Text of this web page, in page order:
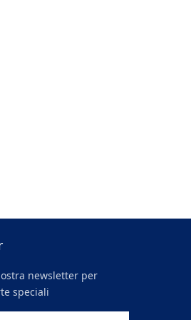
newsletter per
speciali